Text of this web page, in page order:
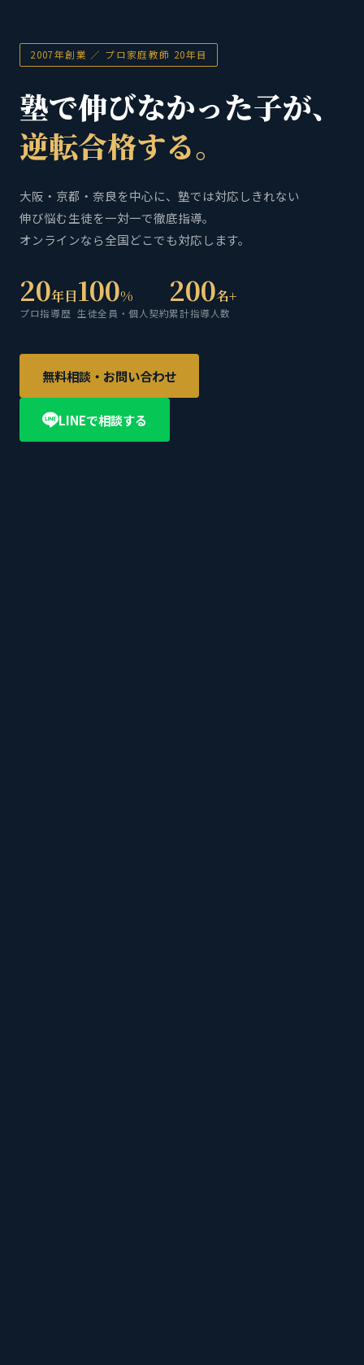
2007年創業 ／ プロ家庭教師 20年目
塾で伸びなかった子が、
逆転合格する。
大阪・京都・奈良を中心に、塾では対応しきれない
伸び悩む生徒を一対一で徹底指導。
オンラインなら全国どこでも対応します。
20年目
プロ指導歴
100%
生徒全員・個人契約
200名+
累計指導人数
無料相談・お問い合わせ
LINEで相談する